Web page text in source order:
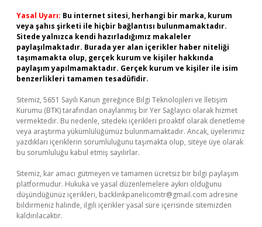
Yasal Uyarı: Bu internet sitesi, herhangi bir marka, kurum
veya şahıs şirketi ile hiçbir bağlantısı bulunmamaktadır.
Sitede yalnızca kendi hazırladığımız makaleler
paylaşılmaktadır. Burada yer alan içerikler haber niteliği
taşımamakta olup, gerçek kurum ve kişiler hakkında
paylaşım yapılmamaktadır. Gerçek kurum ve kişiler ile isim
benzerlikleri tamamen tesadüfidir.
Sitemiz, 5651 Sayılı Kanun gereğince Bilgi Teknolojileri ve İletişim
Kurumu (BTK) tarafından onaylanmış bir Yer Sağlayıcı olarak hizmet
vermektedir. Bu nedenle, sitedeki içerikleri proaktif olarak denetleme
veya araştırma yükümlülüğümüz bulunmamaktadır. Ancak, üyelerimiz
yazdıkları içeriklerin sorumluluğunu taşımakta olup, siteye üye olarak
bu sorumluluğu kabul etmiş sayılırlar.
Sitemiz, kar amacı gütmeyen ve tamamen ücretsiz bir bilgi paylaşım
platformudur. Hukuka ve yasal düzenlemelere aykırı olduğunu
düşündüğünüz içerikleri, backlinkpanelicomtr@gmail.com adresine
bildirmeniz halinde, ilgili içerikler yasal süre içerisinde sitemizden
kaldırılacaktır.